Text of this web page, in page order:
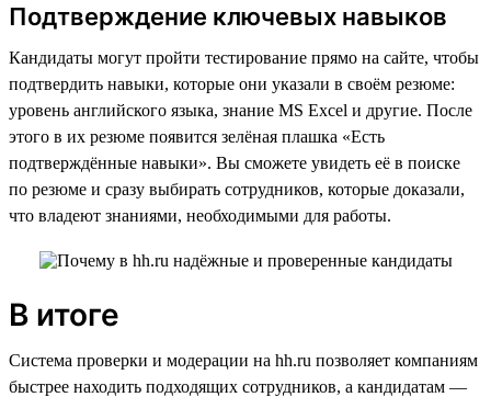
Подтверждение ключевых навыков
Кандидаты могут пройти тестирование прямо на сайте, чтобы
подтвердить навыки, которые они указали в своём резюме:
уровень английского языка, знание MS Excel и другие. После
этого в их резюме появится зелёная плашка «Есть
подтверждённые навыки». Вы сможете увидеть её в поиске
по резюме и сразу выбирать сотрудников, которые доказали,
что владеют знаниями, необходимыми для работы.
В итоге
Система проверки и модерации на hh.ru позволяет компаниям
быстрее находить подходящих сотрудников, а кандидатам —